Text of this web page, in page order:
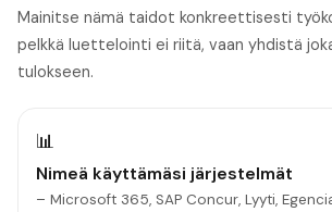
Mainitse nämä taidot konkreettisesti
pelkkä luettelointi ei riitä, vaan yhdistä
tulokseen.
📊
Nimeä käyttämäsi järjestelmät
– Microsoft 365, SAP Concur, Lyyti,